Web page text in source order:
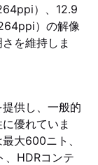
）、12.9
）の解像
を維持しま
供し、一般的
優れていま
大600ニト、
、HDRコンテ